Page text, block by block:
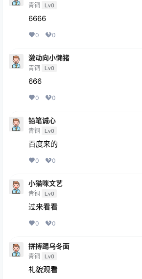
青铜 Lv0
6666
0 0
激动向小懒猪
青铜 Lv0
666
0 0
铅笔诚心
青铜 Lv0
百度来的
0 0
小猫咪文艺
青铜 Lv0
过来看看
0 0
拼搏踢乌冬面
青铜 Lv0
礼貌观看